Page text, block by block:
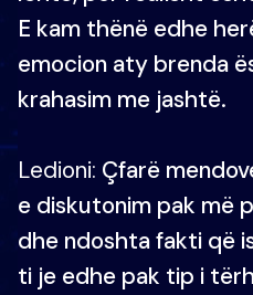
E kam thënë edhe
emocion aty brenda
krahasim me jashtë.
Ledioni: Çfarë
e diskutonim pak më
dhe ndoshta fakti që
ti je edhe pak tip i